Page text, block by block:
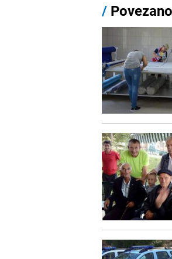
/ Povezano